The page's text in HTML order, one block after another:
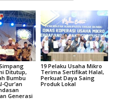
Ditutup,
Bumbu
Qur’an
Generasi
19 Pelaku Usaha Mikro
Terima Sertifikat Halal,
Perkuat Daya Saing
Produk Lokal